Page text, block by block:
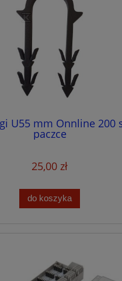
U55 mm Onnline 200
paczce
25,00 zł
do koszyka